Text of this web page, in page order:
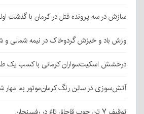
سازش در سه پرونده قتل در کرمان با گذشت
وزش باد و خیزش گردوخاک در نیمه شمالی و
درخشش اسکیت‌سواران کرمانی با کسب یک
آتش‌سوزی در سالن رنگ کرمان‌موتور بم مهار